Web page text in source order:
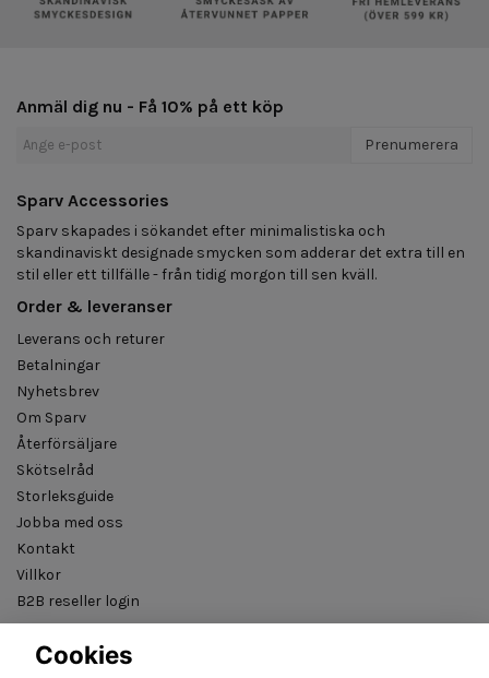
Anmäl dig nu - Få 10% på ett köp
Prenumerera
Sparv Accessories
Sparv skapades i sökandet efter minimalistiska och
skandinaviskt designade smycken som adderar det extra till en
stil eller ett tillfälle - från tidig morgon till sen kväll.
Order & leveranser
Leverans och returer
Betalningar
Nyhetsbrev
Om Sparv
Återförsäljare
Skötselråd
Storleksguide
Jobba med oss
Kontakt
Villkor
B2B reseller login
Cookies